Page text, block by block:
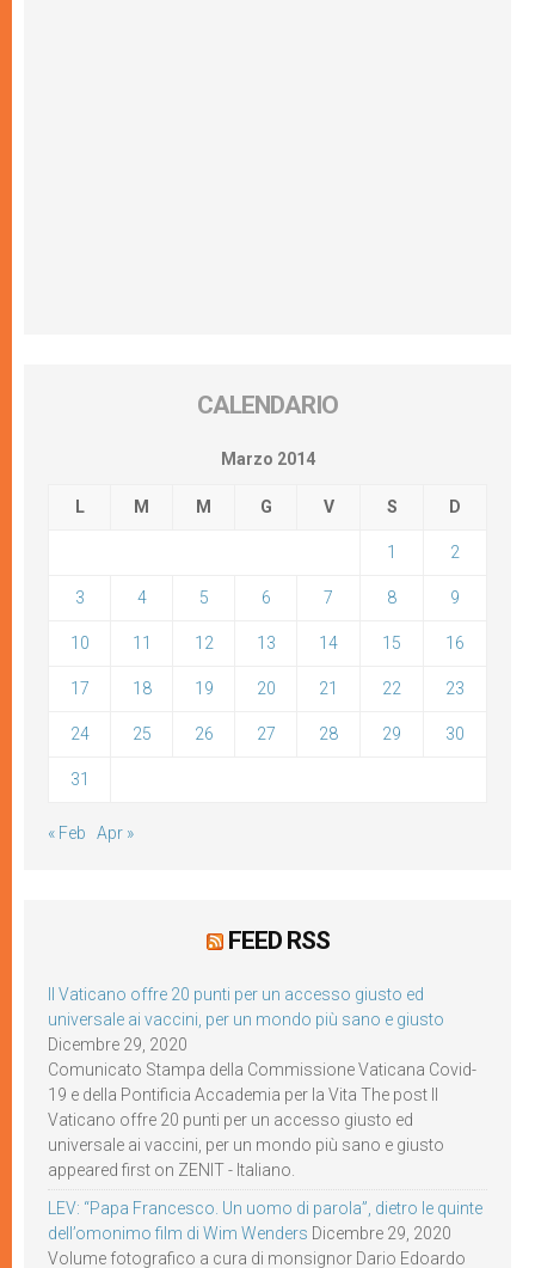
CALENDARIO
Marzo 2014
L M M G V S D
1 2
3 4 5 6 7 8 9
10 11 12 13 14 15 16
17 18 19 20 21 22 23
24 25 26 27 28 29 30
31
« Feb Apr »
FEED RSS
Il Vaticano offre 20 punti per un accesso giusto ed
universale ai vaccini, per un mondo più sano e giusto
Dicembre 29, 2020
Comunicato Stampa della Commissione Vaticana Covid-
19 e della Pontificia Accademia per la Vita The post Il
Vaticano offre 20 punti per un accesso giusto ed
universale ai vaccini, per un mondo più sano e giusto
appeared first on ZENIT - Italiano.
LEV: “Papa Francesco. Un uomo di parola”, dietro le quinte
dell’omonimo film di Wim Wenders Dicembre 29, 2020
Volume fotografico a cura di monsignor Dario Edoardo